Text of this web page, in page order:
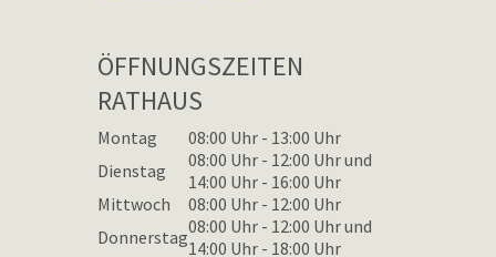
ÖFFNUNGSZEITEN
RATHAUS
Montag
08:00 Uhr - 13:00 Uhr
Dienstag
08:00 Uhr - 12:00 Uhr und
14:00 Uhr - 16:00 Uhr
Mittwoch
08:00 Uhr - 12:00 Uhr
Donnerstag08:00 Uhr - 12:00 Uhr und
14:00 Uhr - 18:00 Uhr